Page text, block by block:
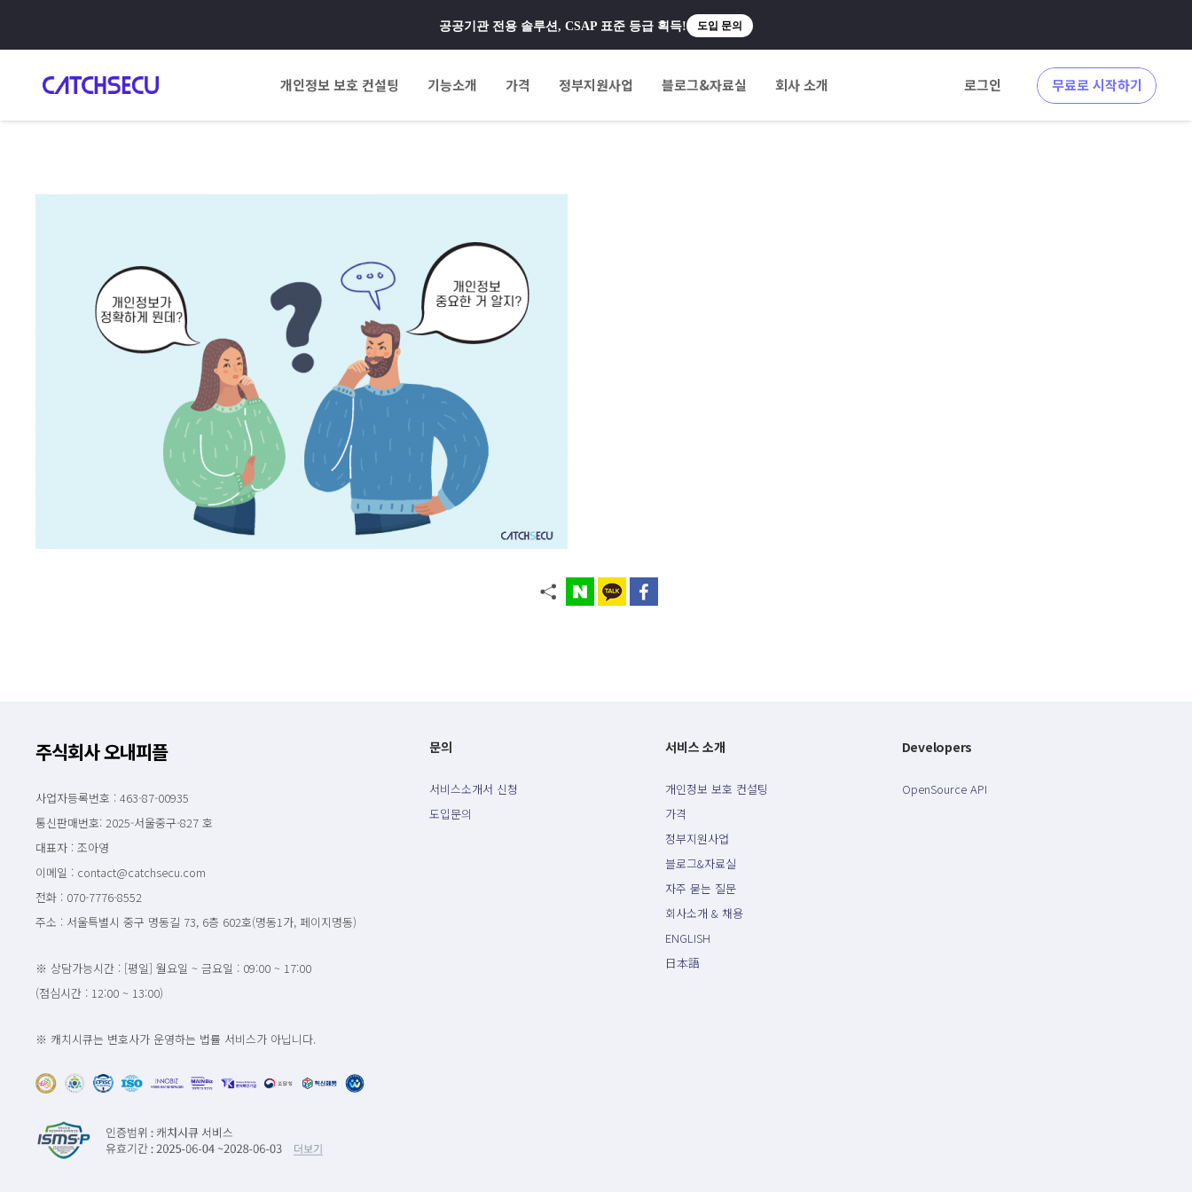
공공기관 전용 솔루션, CSAP 표준 등급 획득! 도입 문의
개인정보 보호 컨설팅 기능소개 가격 정부지원사업 블로그&자료실 회사 소개 로그인 무료로 시작하기
주식회사 오내피플
사업자등록번호 : 463-87-00935
통신판매번호: 2025-서울중구-827 호
대표자 : 조아영
이메일 : contact@catchsecu.com
전화 : 070-7776-8552
주소 : 서울특별시 중구 명동길 73, 6층 602호(명동1가, 페이지명동)
※ 상담가능시간 : [평일] 월요일 ~ 금요일 : 09:00 ~ 17:00
(점심시간 : 12:00 ~ 13:00)
※ 캐치시큐는 변호사가 운영하는 법률 서비스가 아닙니다.
문의
서비스소개서 신청
도입문의
서비스 소개
개인정보 보호 컨설팅
가격
정부지원사업
블로그&자료실
자주 묻는 질문
회사소개 & 채용
ENGLISH
日本語
Developers
OpenSource API